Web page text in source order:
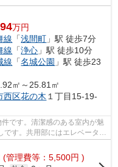
万円
線 「浅間町 」駅 徒歩7分
線 「浄心 」駅 徒歩10分
線 「名城公園 」駅 徒歩23
㎡～25.81㎡
西区花の木 １丁目15-19-
です。清潔感のある室内が魅
す。共用部にはエレベータ・
(管理費等：5,500円 )